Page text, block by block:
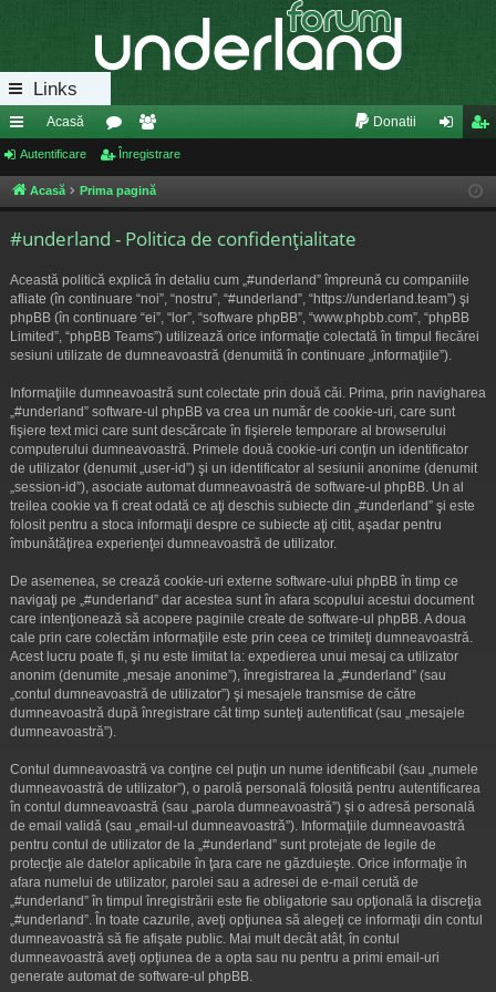
Links
eg
ăt
pi
de
Acasă
or
u
e
m
Donatii
re
eg
Autentificare Înregistrare
Acasă Prima pagină
#underland - Politica de confidenţialitate
Această politică explică în detaliu cum „#underland” împreună cu companiile
afliate (în continuare “noi”, “nostru”, “#underland”, “https://underland.team”) şi
phpBB (în continuare “ei”, “lor”, “software phpBB”, “www.phpbb.com”, “phpBB
Limited”, “phpBB Teams”) utilizează orice informaţie colectată în timpul fiecărei
sesiuni utilizate de dumneavoastră (denumită în continuare „informaţiile”).
Informaţiile dumneavoastră sunt colectate prin două căi. Prima, prin navigharea
„#underland” software-ul phpBB va crea un număr de cookie-uri, care sunt
fişiere text mici care sunt descărcate în fişierele temporare al browserului
computerului dumneavoastră. Primele două cookie-uri conţin un identificator
de utilizator (denumit „user-id”) şi un identificator al sesiunii anonime (denumit
„session-id”), asociate automat dumneavoastră de software-ul phpBB. Un al
treilea cookie va fi creat odată ce aţi deschis subiecte din „#underland” şi este
folosit pentru a stoca informaţii despre ce subiecte aţi citit, aşadar pentru
îmbunătăţirea experienţei dumneavoastră de utilizator.
De asemenea, se crează cookie-uri externe software-ului phpBB în timp ce
navigaţi pe „#underland” dar acestea sunt în afara scopului acestui document
care intenţionează să acopere paginile create de software-ul phpBB. A doua
cale prin care colectăm informaţiile este prin ceea ce trimiteţi dumneavoastră.
Acest lucru poate fi, şi nu este limitat la: expedierea unui mesaj ca utilizator
anonim (denumite „mesaje anonime”), înregistrarea la „#underland” (sau
„contul dumneavoastră de utilizator”) şi mesajele transmise de către
dumneavoastră după înregistrare cât timp sunteţi autentificat (sau „mesajele
dumneavoastră”).
Contul dumneavoastră va conţine cel puţin un nume identificabil (sau „numele
dumneavoastră de utilizator”), o parolă personală folosită pentru autentificarea
în contul dumneavoastră (sau „parola dumneavoastră”) şi o adresă personală
de email validă (sau „email-ul dumneavoastră”). Informaţiile dumneavoastră
pentru contul de utilizator de la „#underland” sunt protejate de legile de
protecţie ale datelor aplicabile în ţara care ne găzduieşte. Orice informaţie în
afara numelui de utilizator, parolei sau a adresei de e-mail cerută de
„#underland” în timpul înregistrării este fie obligatorie sau opţională la discreţia
„#underland”. În toate cazurile, aveţi opţiunea să alegeţi ce informaţii din contul
dumneavoastră să fie afişate public. Mai mult decât atât, în contul
dumneavoastră aveţi opţiunea de a opta sau nu pentru a primi email-uri
generate automat de software-ul phpBB.